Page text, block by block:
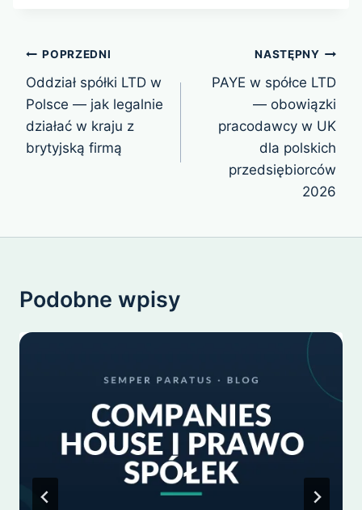
Nawigacja
wpisu
POPRZEDNI
Oddział spółki LTD w
Polsce — jak legalnie
działać w kraju z
brytyjską firmą
NASTĘPNY
PAYE w spółce LTD
— obowiązki
pracodawcy w UK
dla polskich
przedsiębiorców
2026
Podobne wpisy